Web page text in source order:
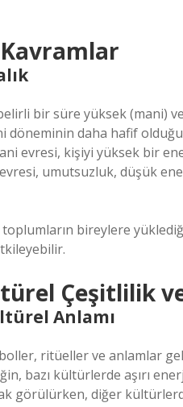
Kavramlar
bir süre yüksek (mani)
döneminin daha hafif
evresi, kişiyi yüksek bir
umutsuzluk, düşük
bireylere
Çeşitlilik
Anlamı
ritüeller ve anlamlar
bazı kültürlerde aşırı
görülürken, diğer